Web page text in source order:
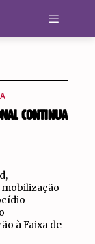
CONTINUA
à Faixa de